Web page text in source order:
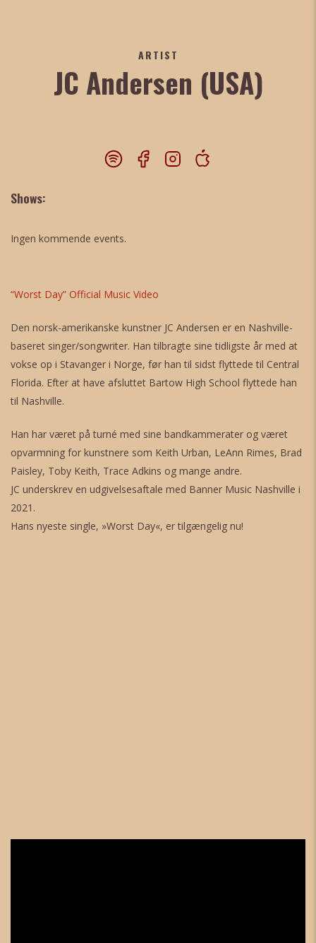
ARTIST
JC Andersen (USA)
Shows:
Ingen kommende events.
“Worst Day” Official Music Video
Den norsk-amerikanske kunstner JC Andersen er en Nashville-
baseret singer/songwriter. Han tilbragte sine tidligste år med at
vokse op i Stavanger i Norge, før han til sidst flyttede til Central
Florida. Efter at have afsluttet Bartow High School flyttede han
til Nashville.
Han har været på turné med sine bandkammerater og været
opvarmning for kunstnere som Keith Urban, LeAnn Rimes, Brad
Paisley, Toby Keith, Trace Adkins og mange andre.
JC underskrev en udgivelsesaftale med Banner Music Nashville i
2021.
Hans nyeste single, »Worst Day«, er tilgængelig nu!